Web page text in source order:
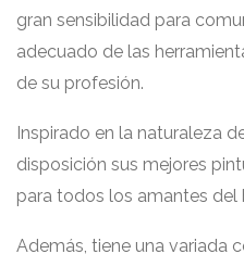
gran sensibilidad para
adecuado de las
de su profesión.
Inspirado en la naturaleza
disposición sus mejores
para todos los amantes del
Además, tiene una variada